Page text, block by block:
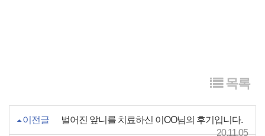
목록
이전글
벌어진 앞니를 치료하신 이OO님의 후기입니다.
20.11.05